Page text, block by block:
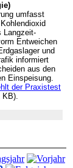
umfasst
Langzeit-
Entweichen
und
informiert
aus den
Einspeisung.
der Praxistest
KB).